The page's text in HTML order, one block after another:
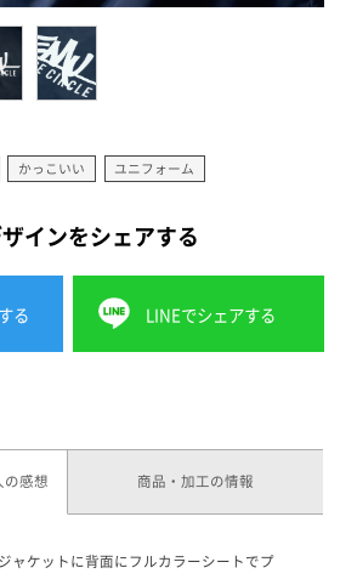
かっこいい ユニフォーム
インをシェアする
る LINEでシェアする
の感想 商品・加工の情報
ャケットに背面にフルカラーシートでプ